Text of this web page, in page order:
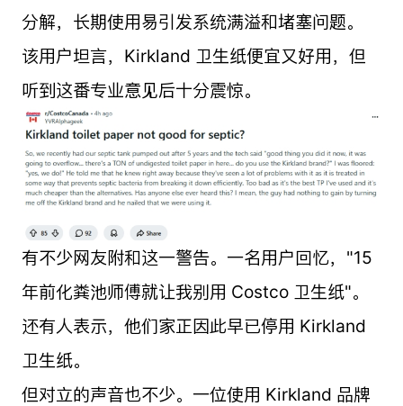
分解，长期使用易引发系统满溢和堵塞问题。
该用户坦言，Kirkland 卫生纸便宜又好用，但
听到这番专业意见后十分震惊。
有不少网友附和这一警告。一名用户回忆，"15
年前化粪池师傅就让我别用 Costco 卫生纸"。
还有人表示，他们家正因此早已停用 Kirkland
卫生纸。
但对立的声音也不少。一位使用 Kirkland 品牌